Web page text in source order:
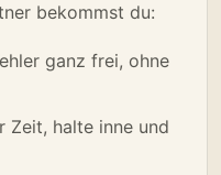
bekommst du:
ganz frei, ohne
Zeit, halte inne und